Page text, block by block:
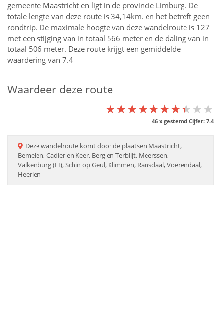
gemeente Maastricht en ligt in de provincie Limburg. De
totale lengte van deze route is 34,14km. en het betreft geen
rondtrip. De maximale hoogte van deze wandelroute is 127
met een stijging van in totaal 566 meter en de daling van in
totaal 506 meter. Deze route krijgt een gemiddelde
waardering van 7.4.
Waardeer deze route
★★★★★★★★★★
★★★★★★★★★★
★★★★★★★★★★
46 x gestemd Cijfer: 7.4
Dezewandelroute komt door de plaatsen Maastricht,
Bemelen, Cadier en Keer, Berg en Terblijt, Meerssen,
Valkenburg (LI), Schin op Geul, Klimmen, Ransdaal, Voerendaal,
Heerlen